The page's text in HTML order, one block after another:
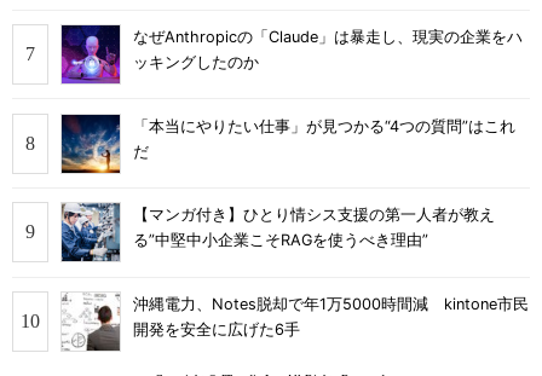
なぜAnthropicの「Claude」は暴走し、現実の企業をハ
ッキングしたのか
「本当にやりたい仕事」が見つかる“4つの質問”はこれ
だ
【マンガ付き】ひとり情シス支援の第一人者が教え
る”中堅中小企業こそRAGを使うべき理由”
沖縄電力、Notes脱却で年1万5000時間減 kintone市民
開発を安全に広げた6手